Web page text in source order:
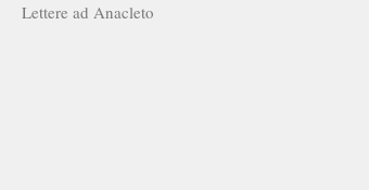
Lettere ad Anacleto